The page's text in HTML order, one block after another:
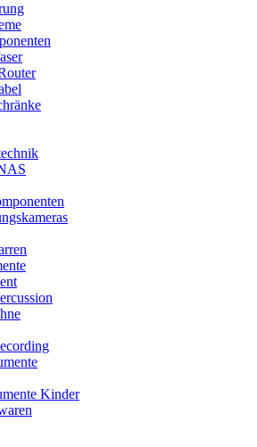
Kinder